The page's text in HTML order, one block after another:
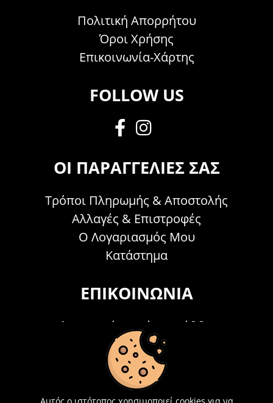
Πολιτική Απορρήτου
Όροι Χρήσης
Επικοινωνία-Χάρτης
FOLLOW US
ΟΙ ΠΑΡΑΓΓΕΛΊΕΣ ΣΑΣ
Τρόποι Πληρωμής & Αποστολής
Αλλαγές & Επιστροφές
Ο Λογαριασμός Μου
Κατάστημα
ΕΠΙΚΟΙΝΩΝΊΑ
Τηλεφωνικά Δευτέρα - Σάββατο
09:00 - 15:00
Τ: 26214 00104
info@acosmetics.gr